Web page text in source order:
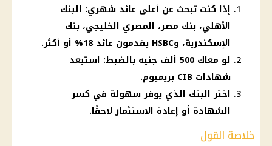
إذا كنت تبحث عن أعلى عائد شهري: البنك
الأهلي، بنك مصر، المصري الخليجي، بنك
الإسكندرية، وHSBC يقدمون عائد 18% أو أكثر.
لو معاك 500 ألف جنيه بالضبط: استبعد
شهادات CIB بريميوم.
اختر البنك الذي يوفر سهولة في كسر
الشهادة أو إعادة الاستثمار لاحقًا.
خلاصة القول